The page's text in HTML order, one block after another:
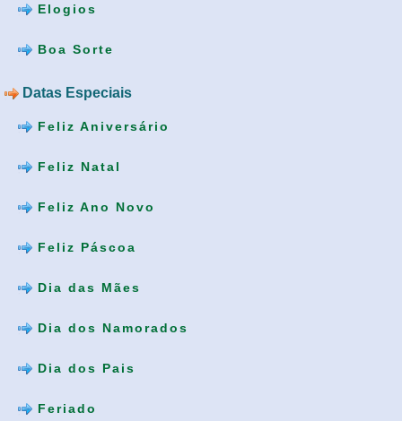
Elogios
Boa Sorte
Datas Especiais
Feliz Aniversário
Feliz Natal
Feliz Ano Novo
Feliz Páscoa
Dia das Mães
Dia dos Namorados
Dia dos Pais
Feriado